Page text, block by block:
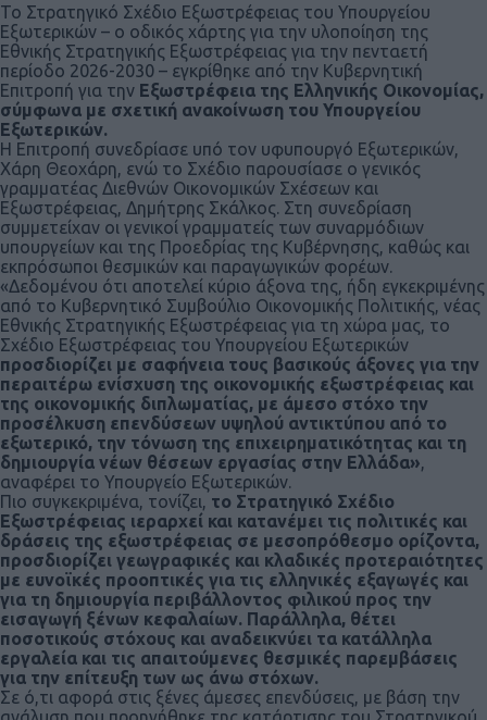
Το Στρατηγικό Σχέδιο Εξωστρέφειας του Υπουργείου
Εξωτερικών – ο οδικός χάρτης για την υλοποίηση της
Εθνικής Στρατηγικής Εξωστρέφειας για την πενταετή
περίοδο 2026-2030 – εγκρίθηκε από την Κυβερνητική
Επιτροπή για την Εξωστρέφεια της Ελληνικής Οικονομίας,
σύμφωνα με σχετική ανακοίνωση του Υπουργείου
Εξωτερικών.
Η Επιτροπή συνεδρίασε υπό τον υφυπουργό Εξωτερικών,
Χάρη Θεοχάρη, ενώ το Σχέδιο παρουσίασε ο γενικός
γραμματέας Διεθνών Οικονομικών Σχέσεων και
Εξωστρέφειας, Δημήτρης Σκάλκος. Στη συνεδρίαση
συμμετείχαν οι γενικοί γραμματείς των συναρμόδιων
υπουργείων και της Προεδρίας της Κυβέρνησης, καθώς και
εκπρόσωποι θεσμικών και παραγωγικών φορέων.
«Δεδομένου ότι αποτελεί κύριο άξονα της, ήδη εγκεκριμένης
από το Κυβερνητικό Συμβούλιο Οικονομικής Πολιτικής, νέας
Εθνικής Στρατηγικής Εξωστρέφειας για τη χώρα μας, το
Σχέδιο Εξωστρέφειας του Υπουργείου Εξωτερικών
προσδιορίζει με σαφήνεια τους βασικούς άξονες για την
περαιτέρω ενίσχυση της οικονομικής εξωστρέφειας και
της οικονομικής διπλωματίας, με άμεσο στόχο την
προσέλκυση επενδύσεων υψηλού αντικτύπου από το
εξωτερικό, την τόνωση της επιχειρηματικότητας και τη
δημιουργία νέων θέσεων εργασίας στην Ελλάδα»,
αναφέρει το Υπουργείο Εξωτερικών.
Πιο συγκεκριμένα, τονίζει, το Στρατηγικό Σχέδιο
Εξωστρέφειας ιεραρχεί και κατανέμει τις πολιτικές και
δράσεις της εξωστρέφειας σε μεσοπρόθεσμο ορίζοντα,
προσδιορίζει γεωγραφικές και κλαδικές προτεραιότητες
με ευνοϊκές προοπτικές για τις ελληνικές εξαγωγές και
για τη δημιουργία περιβάλλοντος φιλικού προς την
εισαγωγή ξένων κεφαλαίων. Παράλληλα, θέτει
ποσοτικούς στόχους και αναδεικνύει τα κατάλληλα
εργαλεία και τις απαιτούμενες θεσμικές παρεμβάσεις
για την επίτευξη των ως άνω στόχων.
Σε ό,τι αφορά στις ξένες άμεσες επενδύσεις, με βάση την